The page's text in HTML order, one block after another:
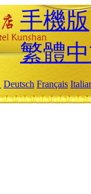
手機版
繁體
Deutsch Français